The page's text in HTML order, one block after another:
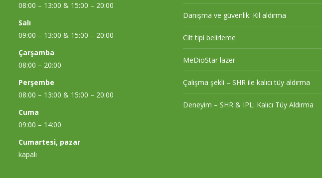
08:00 – 13:00 & 15:00 – 20:00
Salı
09:00 – 13:00 & 15:00 – 20:00
Çarşamba
08:00 – 20:00
Perşembe
08:00 – 13:00 & 15:00 – 20:00
Cuma
09:00 – 14:00
Cumartesi, pazar
kapalı
Danışma ve güvenlik: Kıl aldırma
Cilt tipi belirleme
MeDioStar lazer
Çalışma şekli – SHR ile kalıcı tüy aldırma
Deneyim – SHR & IPL: Kalıcı Tüy Aldırma